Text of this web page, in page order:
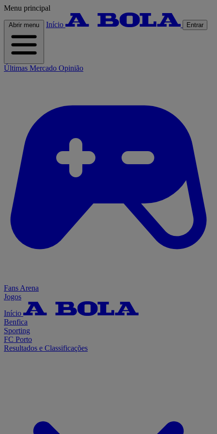
Menu principal
Abrir menu Início Entrar
Últimas Mercado Opinião
Fans Arena
Jogos
Início
Benfica
Sporting
FC Porto
Resultados e Classificações